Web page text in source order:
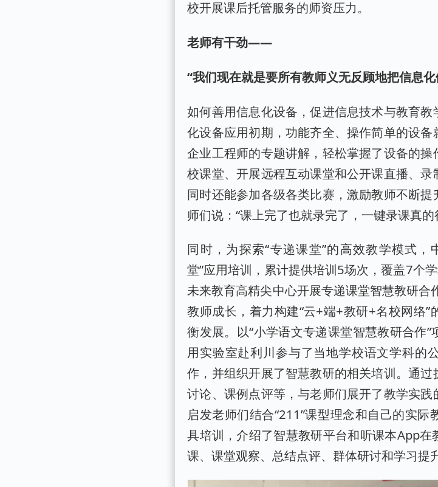
校开展课后托管服务的师资压力。
老师有干劲——
“我们现在就是要所有教师义无反顾地把信息
如何善用信息化设备，促进信息技术与教育
化设备应用初期，功能齐全、操作简单的设
企业工程师的专题讲解，轻松掌握了设备的
校课堂、开展远程互动课堂和公开课直播、
同时还能参加各级各类比赛，激励教师不断
师们说：“课上完了也就录完了，一键录课真的
同时，为探索“专递课堂”的高效教学模式
堂”应用培训，累计提供培训5场次，覆盖7个
未来教育高精尖中心开展专递课堂智慧教研合
教师成长，着力构建“云+端+教研+名校网络
衡发展。以“小学语文专递课堂智慧教研合作
用实验室赴利川参与了当地学校语文学科的
作，并组织开展了智慧教研的相关培训。通
讨论、课例点评等，与老师们展开了教学实
启发老师们结合“211”课型理念和自己的实
具培训，介绍了智慧教研平台和听课本App
课、课堂观察、总结点评、群体研讨和学习提